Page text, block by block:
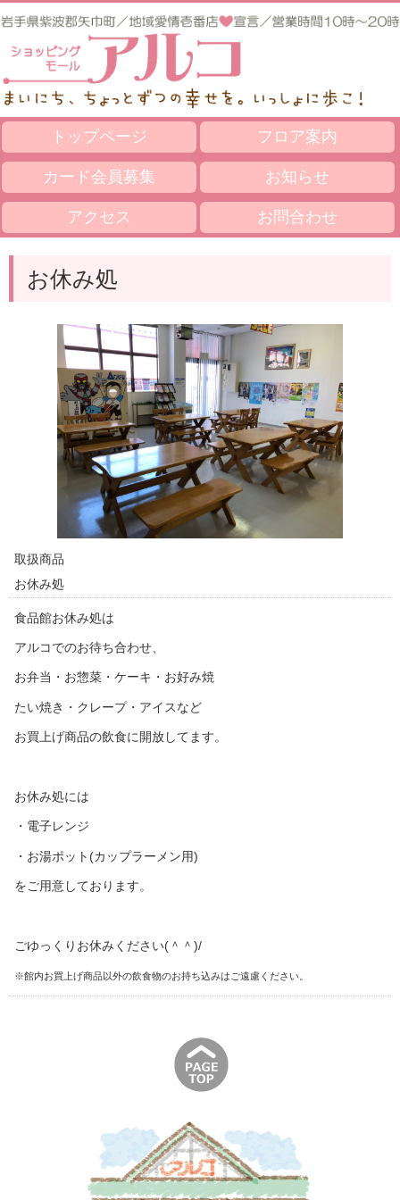
トップページ フロア案内
カード会員募集 お知らせ
アクセス お問合わせ
お休み処
取扱商品
お休み処
食品館お休み処は
アルコでのお待ち合わせ、
お弁当・お惣菜・ケーキ・お好み焼
たい焼き・クレープ・アイスなど
お買上げ商品の飲食に開放してます。
お休み処には
・電子レンジ
・お湯ポット(カップラーメン用)
をご用意しております。
ごゆっくりお休みください(＾＾)/
※館内お買上げ商品以外の飲食物のお持ち込みはご遠慮ください。